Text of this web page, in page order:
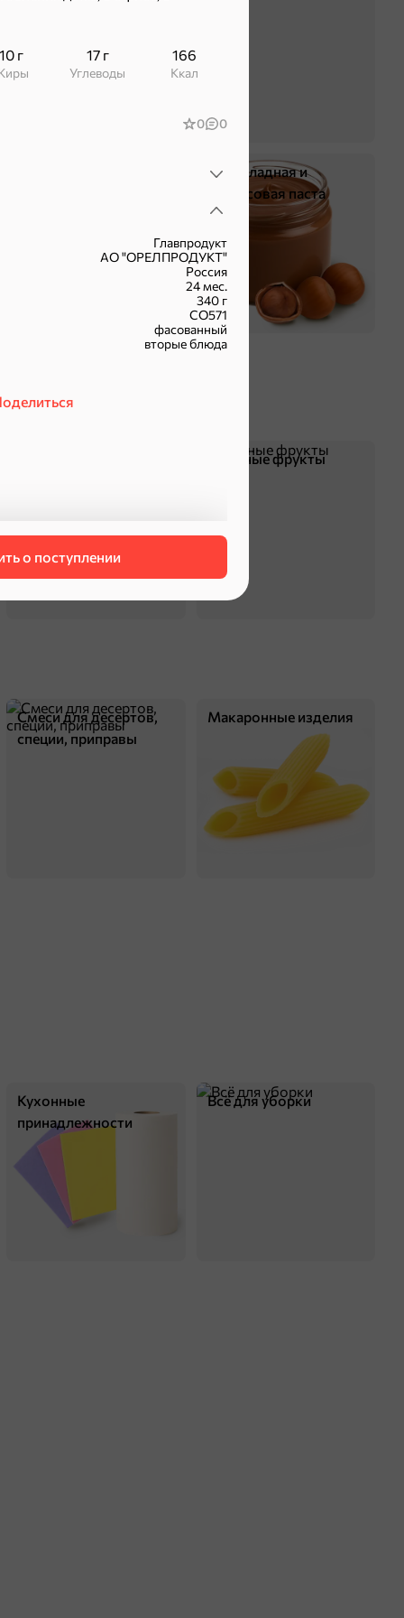
10 г
Жиры
17 г
Углеводы
166
ккал
0 0
Главпродукт
АО "ОРЕЛПРОДУКТ"
Россия
24 мес.
340 г
СО571
фасованный
вторые блюда
о поступлении
Шоколадная и
арахисовая паста
Сушеные фрукты
Смеси для десертов,
специи, приправы
Макаронные изделия
Кухонные
принадлежности
Всё для уборки